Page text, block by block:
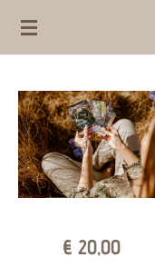
Ga
de
hoofdinhoud
€ 20,00